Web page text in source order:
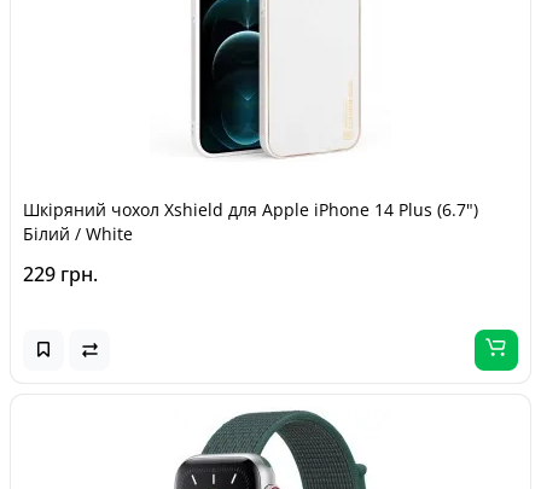
Шкіряний чохол Xshield для Apple iPhone 14 Plus (6.7")
Білий / White
229 грн.